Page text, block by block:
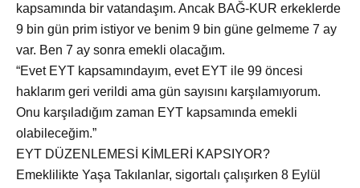
kapsamında bir vatandaşım. Ancak BAĞ-KUR erkeklerde
9 bin gün prim istiyor ve benim 9 bin güne gelmeme 7 ay
var. Ben 7 ay sonra emekli olacağım.
“Evet EYT kapsamındayım, evet EYT ile 99 öncesi
haklarım geri verildi ama gün sayısını karşılamıyorum.
Onu karşıladığım zaman EYT kapsamında emekli
olabileceğim.”
EYT DÜZENLEMESİ KİMLERİ KAPSIYOR?
Emeklilikte Yaşa Takılanlar, sigortalı çalışırken 8 Eylül